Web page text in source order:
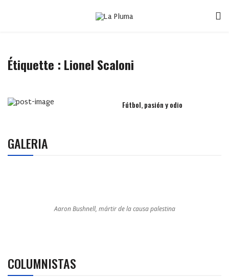
Étiquette : Lionel Scaloni
Fútbol, pasión y odio
GALERIA
Aaron Bushnell, mártir de la causa palestina
COLUMNISTAS